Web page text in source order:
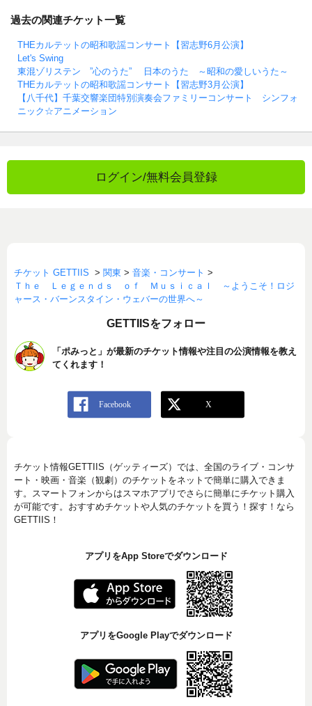
過去の関連チケット一覧
THEカルテットの昭和歌謡コンサート【習志野6月公演】
Let's Swing
東混ゾリステン ”心のうた” 日本のうた ～昭和の愛しいうた～
THEカルテットの昭和歌謡コンサート【習志野3月公演】
【八千代】千葉交響楽団特別演奏会ファミリーコンサート シンフォ
ニック☆アニメーション
ログイン/無料会員登録
チケット GETTIIS > 関東 > 音楽・コンサート >
Ｔｈｅ Ｌｅｇｅｎｄｓ ｏｆ Ｍｕｓｉｃａｌ ～ようこそ！ロジ
ャース・バーンスタイン・ウェバーの世界へ～
GETTIISをフォロー
「ポみっと」が最新のチケット情報や注目の公演情報を教え
てくれます！
チケット情報GETTIIS（ゲッティーズ）では、全国のライブ・コンサ
ート・映画・音楽（観劇）のチケットをネットで簡単に購入できま
す。スマートフォンからはスマホアプリでさらに簡単にチケット購入
が可能です。おすすめチケットや人気のチケットを買う！探す！なら
GETTIIS！
アプリをApp Storeでダウンロード
アプリをGoogle Playでダウンロード